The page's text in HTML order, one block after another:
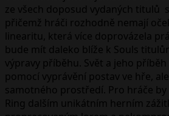
ze všech doposud vydaných titulů
přičemž hráči rozhodně nemají
linearitu, která více doprovázela
bude mít daleko blíže k Souls
výpravy příběhu. Svět a jeho
pomocí vyprávění postav ve hře,
samotného prostředí. Pro hráče by
Ring dalším unikátním herním